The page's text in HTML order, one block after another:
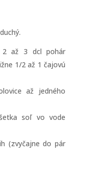
2 až 3 dcl pohár
1/2 až 1 čajovú
až jedného
soľ vo vode
(zvyčajne do pár